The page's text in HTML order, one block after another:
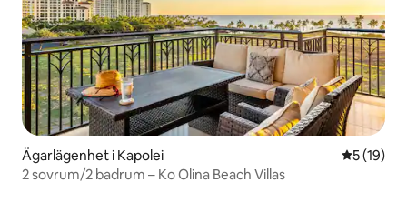
Ägarlägenhet i Kapolei 5 av 5 i
5 (19)
2 sovrum/2 badrum – Ko Olina Beach Villas